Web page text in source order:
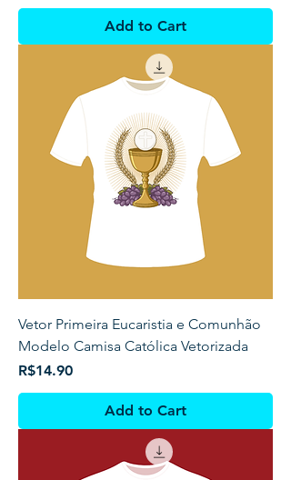
Add to Cart
Vetor Primeira Eucaristia e Comunhão
Modelo Camisa Católica Vetorizada
Price
R$14.90
Add to Cart